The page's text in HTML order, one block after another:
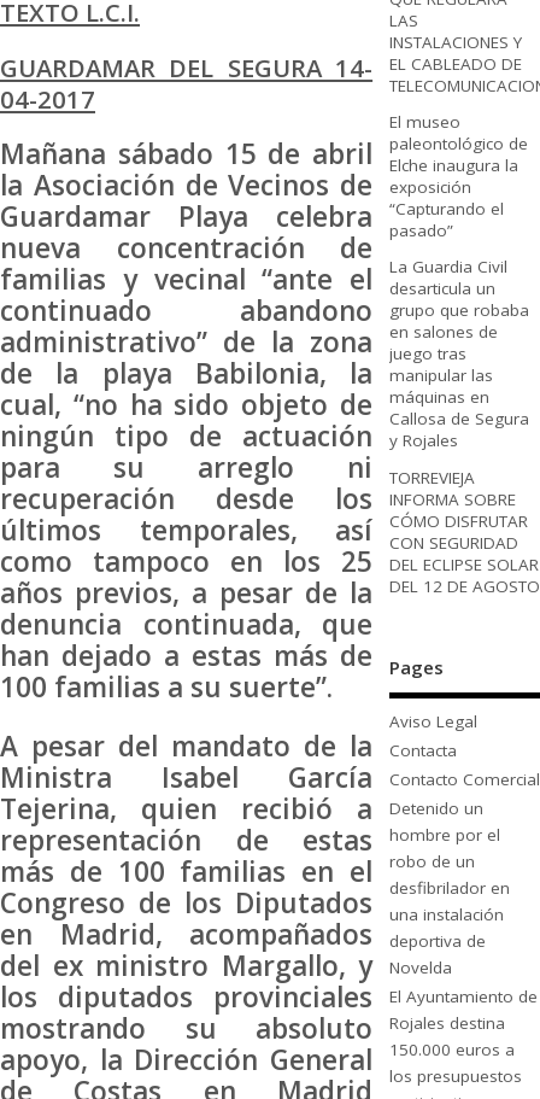
TEXTO L.C.I.
GUARDAMAR DEL SEGURA 14-
04-2017
Mañana sábado 15 de abril
la Asociación de Vecinos de
Guardamar Playa celebra
nueva concentración de
familias y vecinal “ante el
continuado abandono
administrativo” de la zona
de la playa Babilonia, la
cual, “no ha sido objeto de
ningún tipo de actuación
para su arreglo ni
recuperación desde los
últimos temporales, así
como tampoco en los 25
años previos, a pesar de la
denuncia continuada, que
han dejado a estas más de
100 familias a su suerte”.
A pesar del mandato de la
Ministra Isabel García
Tejerina, quien recibió a
representación de estas
más de 100 familias en el
Congreso de los Diputados
en Madrid, acompañados
del ex ministro Margallo, y
los diputados provinciales
mostrando su absoluto
apoyo, la Dirección General
de Costas en Madrid
LAS
INSTALACIONES Y
EL CABLEADO DE
El museo
paleontológico de
Elche inaugura la
exposición
“Capturando el
pasado”
La Guardia Civil
desarticula un
grupo que robaba
en salones de
juego tras
manipular las
máquinas en
Callosa de Segura
y Rojales
TORREVIEJA
INFORMA SOBRE
CÓMO DISFRUTAR
CON SEGURIDAD
DEL ECLIPSE SOLAR
DEL 12 DE AGOSTO
Pages
Aviso Legal
Contacta
Contacto Comercial
Detenido un
hombre por el
robo de un
desfibrilador en
una instalación
deportiva de
Novelda
El Ayuntamiento de
Rojales destina
150.000 euros a
los presupuestos